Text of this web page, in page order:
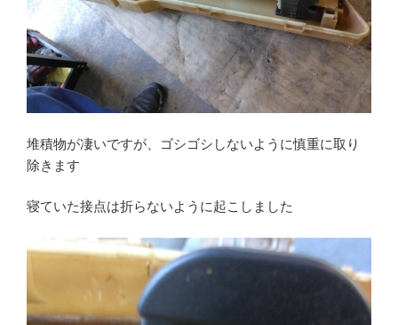
堆積物が凄いですが、ゴシゴシしないように慎重に取り
除きます
寝ていた接点は折らないように起こしました